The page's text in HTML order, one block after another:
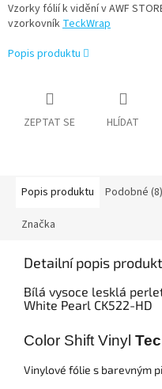
Vzorky fólií k vidění v AWF
vzorkovníkTeckWrap
Popis produktu
ZEPTAT SE HLÍDAT
Popis produktu Podobné (8)
Značka
Detailní popis
Bílá vysoce lesklá
White Pearl CK522-HD
Color Shift Vinyl
Vinylové fólie s barevným